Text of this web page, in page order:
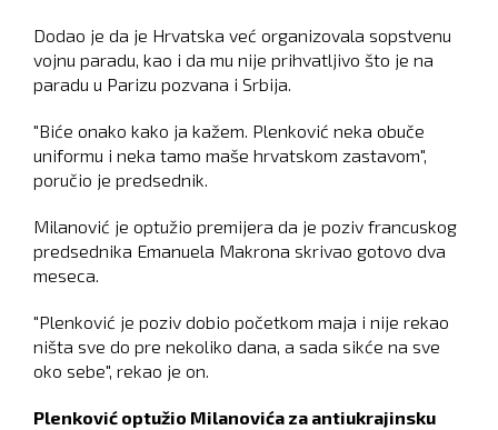
Dodao je da je Hrvatska već organizovala sopstvenu
vojnu paradu, kao i da mu nije prihvatljivo što je na
paradu u Parizu pozvana i Srbija.
"Biće onako kako ja kažem. Plenković neka obuče
uniformu i neka tamo maše hrvatskom zastavom",
poručio je predsednik.
Milanović je optužio premijera da je poziv francuskog
predsednika Emanuela Makrona skrivao gotovo dva
meseca.
"Plenković je poziv dobio početkom maja i nije rekao
ništa sve do pre nekoliko dana, a sada sikće na sve
oko sebe", rekao je on.
Plenković optužio Milanovića za antiukrajinsku